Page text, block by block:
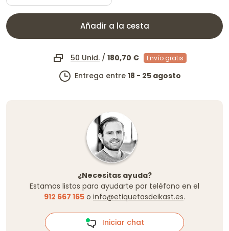
Añadir a la cesta
50 Unid. / 180,70 € Envío gratis
Entrega entre 18 - 25 agosto
¿Necesitas ayuda?
Estamos listos para ayudarte por teléfono en el
912 667 165 o info@etiquetasdeikast.es.
Iniciar chat